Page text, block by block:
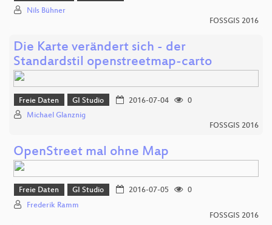
Nils Bühner
FOSSGIS 2016
Die Karte verändert sich - der
Standardstil openstreetmap-carto
Freie Daten GI Studio 2016-07-04
0
Michael Glanznig
FOSSGIS 2016
OpenStreet mal ohne Map
Freie Daten GI Studio 2016-07-05
0
Frederik Ramm
FOSSGIS 2016